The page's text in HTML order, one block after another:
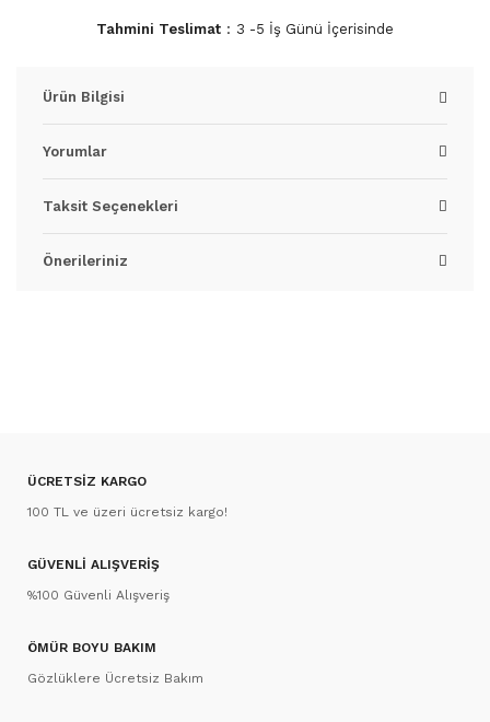
Tahmini Teslimat 3 -5 İş Günü İçerisinde
Ürün Bilgisi
Yorumlar
Taksit Seçenekleri
Önerileriniz
ÜCRETSİZ KARGO
100 TL ve üzeri ücretsiz kargo!
GÜVENLİ ALIŞVERİŞ
%100 Güvenli Alışveriş
ÖMÜR BOYU BAKIM
Gözlüklere Ücretsiz Bakım